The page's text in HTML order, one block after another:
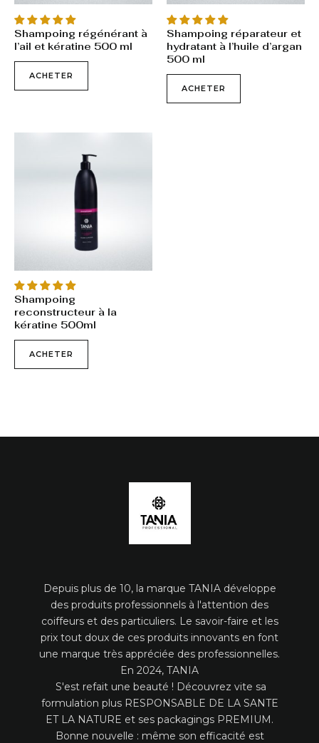
Shampoing régénérant à
l’ail et kératine 500 ml
ACHETER
Shampoing réparateur et
hydratant à l’huile d’argan
500 ml
ACHETER
Shampoing
reconstructeur à la
kératine 500ml
ACHETER
Depuis plus de 10, la marque TANIA développe
des produits professionnels à l'attention des
coiffeurs et des particuliers. Le savoir-faire et les
prix tout doux de ces produits innovants en font
une marque très appréciée des professionnelles.
En 2024, TANIA
S'est refait une beauté ! Découvrez vite sa
formulation plus RESPONSABLE DE LA SANTE
ET LA NATURE et ses packagings PREMIUM.
Bonne nouvelle : même son efficacité est